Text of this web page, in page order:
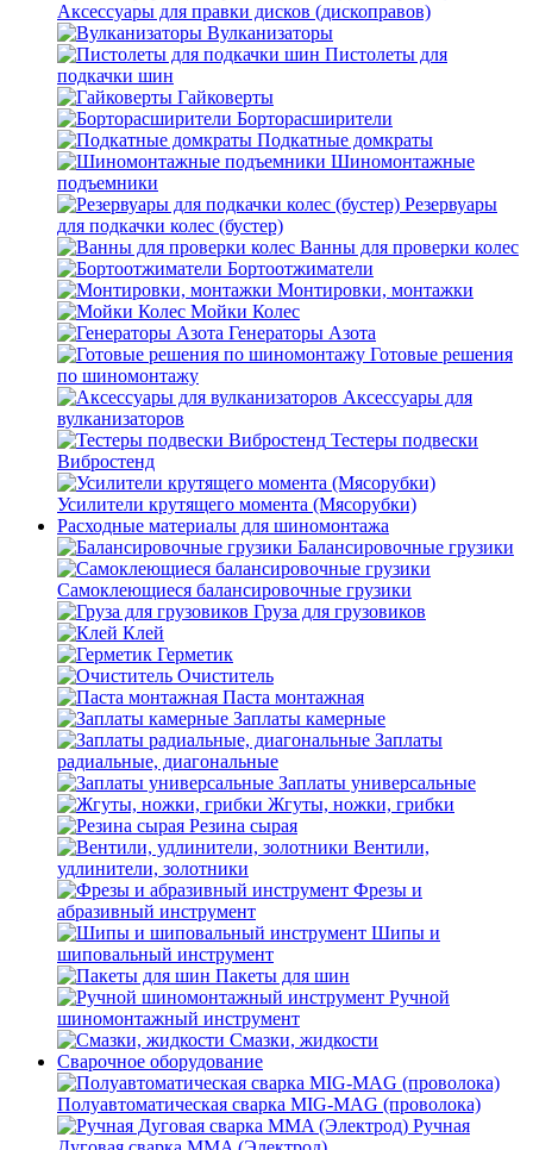
Аксессуары для правки дисков (дископравов)
Вулканизаторы
Пистолеты для
подкачки шин
Гайковерты
Борторасширители
Подкатные домкраты
Шиномонтажные
подъемники
Резервуары
для подкачки колес (бустер)
Ванны для проверки колес
Бортоотжиматели
Монтировки, монтажки
Мойки Колес
Генераторы Азота
Готовые решения
по шиномонтажу
Аксессуары для
вулканизаторов
Тестеры подвески
Вибростенд
Усилители крутящего момента (Мясорубки)
Расходные материалы для шиномонтажа
Балансировочные грузики
Самоклеющиеся балансировочные грузики
Груза для грузовиков
Клей
Герметик
Очиститель
Паста монтажная
Заплаты камерные
Заплаты
радиальные, диагональные
Заплаты универсальные
Жгуты, ножки, грибки
Резина сырая
Вентили,
удлинители, золотники
Фрезы и
абразивный инструмент
Шипы и
шиповальный инструмент
Пакеты для шин
Ручной
шиномонтажный инструмент
Смазки, жидкости
Сварочное оборудование
Полуавтоматическая сварка MIG-MAG (проволока)
Ручная